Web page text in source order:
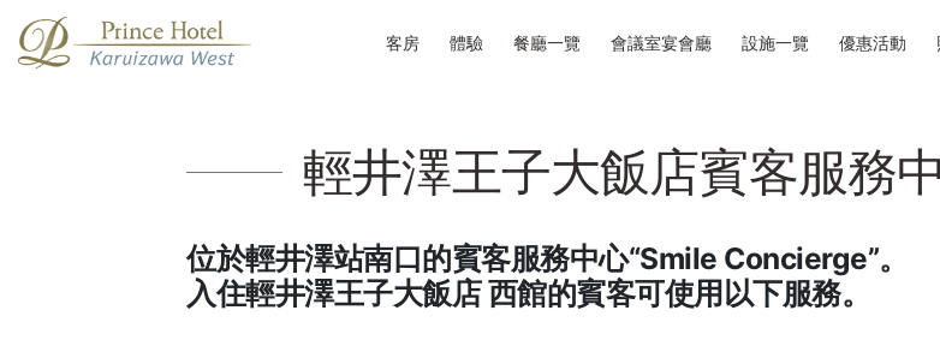
客房 體驗 餐廳一覽 會議室宴會廳 設施一覽 優惠活動
輕井澤王子大飯店賓客服務
位於輕井澤站南口的賓客服務中心“Smile Concierge”。
入住輕井澤王子大飯店 西館的賓客可使用以下服務。